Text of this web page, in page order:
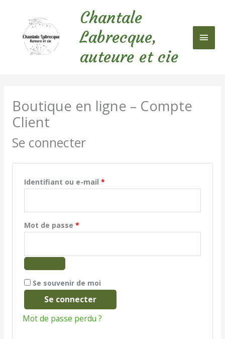
contenu
Chantale
Labrecque,
auteure et cie
Boutique en ligne – Compte
Client
Se connecter
Identifiant ou e-mail *
Mot de passe *
Se souvenir de moi
Se connecter
Mot de passe perdu ?